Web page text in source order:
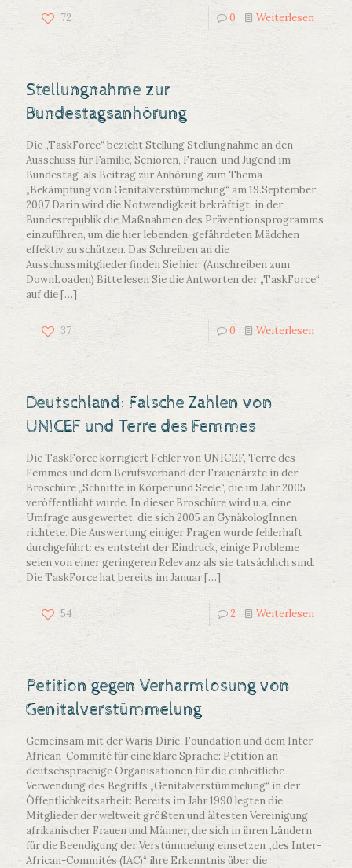
72 0 Weiterlesen
Stellungnahme zur
Bundestagsanhörung
Die „TaskForce“ bezieht Stellung Stellungnahme an den
Ausschuss für Familie, Senioren, Frauen, und Jugend im
Bundestag als Beitrag zur Anhörung zum Thema
„Bekämpfung von Genitalverstümmelung“ am 19.September
2007 Darin wird die Notwendigkeit bekräftigt, in der
Bundesrepublik die Maßnahmen des Präventionsprogramms
einzuführen, um die hier lebenden, gefährdeten Mädchen
effektiv zu schützen. Das Schreiben an die
Ausschussmitglieder finden Sie hier: (Anschreiben zum
DownLoaden) Bitte lesen Sie die Antworten der „TaskForce“
auf die[…]
37 0 Weiterlesen
Deutschland: Falsche Zahlen von
UNICEF und Terre des Femmes
Die TaskForce korrigiert Fehler von UNICEF, Terre des
Femmes und dem Berufsverband der Frauenärzte in der
Broschüre „Schnitte in Körper und Seele“, die im Jahr 2005
veröffentlicht wurde. In dieser Broschüre wird u.a. eine
Umfrage ausgewertet, die sich 2005 an GynäkologInnen
richtete. Die Auswertung einiger Fragen wurde fehlerhaft
durchgeführt: es entsteht der Eindruck, einige Probleme
seien von einer geringeren Relevanz als sie tatsächlich sind.
Die TaskForce hat bereits im Januar[…]
54 2 Weiterlesen
Petition gegen Verharmlosung von
Genitalverstümmelung
Gemeinsam mit der Waris Dirie-Foundation und dem Inter-
African-Commité für eine klare Sprache: Petition an
deutschsprachige Organisationen für die einheitliche
Verwendung des Begriffs „Genitalverstümmelung“ in der
Öffentlichkeitsarbeit: Bereits im Jahr 1990 legten die
Mitglieder der weltweit größten und ältesten Vereinigung
afrikanischer Frauen und Männer, die sich in ihren Ländern
für die Beendigung der Verstümmelung einsetzen „des Inter-
African-Commités (IAC)“ ihre Erkenntnis über die